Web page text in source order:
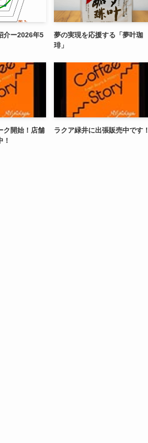
介ー2026年5
夢の実現を応援する「夢叶珈
琲」
ク開始！店舗
！
ラクア緑井に出張販売中です！